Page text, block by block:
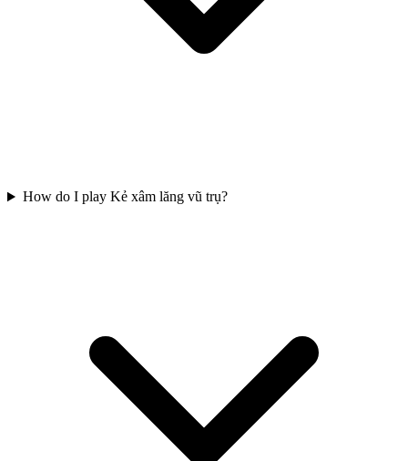
How do I play Kẻ xâm lăng vũ trụ?